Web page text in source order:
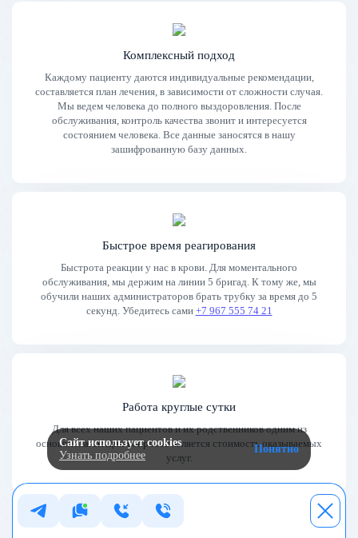
Комплексный подход
Каждому пациенту даются индивидуальные рекомендации,
составляется план лечения, в зависимости от сложности случая.
Мы ведем человека до полного выздоровления. После
обслуживания, контроль качества звонит и интересуется
состоянием человека. Все данные заносятся в нашу
зашифрованную базу данных.
Быстрое время реагирования
Быстрота реакции у нас в крови. Для моментального
обслуживания, мы держим на линии 5 бригад. К тому же, мы
обучили наших администраторов брать трубку за время до 5
секунд. Убедитесь сами +7 967 555 74 21
Работа круглые сутки
Для всех наших пациентов и их родственников одним из
основополагающих вопросов является стоимость оказываемых
услуг.
Сайт использует cookies
Сайт использует cookies
Узнать подробнее
Понятно